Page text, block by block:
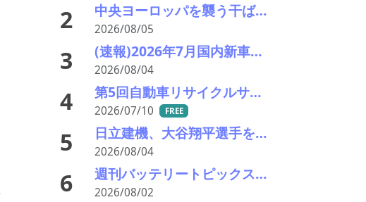
2 中央ヨーロッパを襲う干ばつと猛暑により、ドナウ川とライン川の水位が過去最低
2026/08/05
3 (速報)2026年7月国内新車販売 41万7千台 前年同月比7%増加 4か月連続プラス
2026/08/04
4 第5回自動車リサイクルサミット ～再生材料をいかに使うか、違法業者対策、中古車輸出問題を語ろう～
2026/07/10 FREE
5 日立建機、大谷翔平選手をグローバル・ブランドアンバサダーに—社名変更に向けて刷新
2026/08/04
6 週刊バッテリートピックス「東レが電池向け負極材の新材料」「独ヴァルタが破産申請」など
2026/08/02